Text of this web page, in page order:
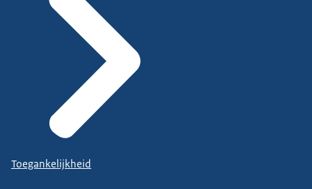
Toegankelijkheid